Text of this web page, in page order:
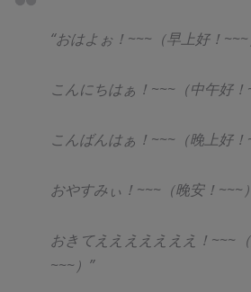
“おはよぉ！~~~（早上好！~~~
こんにちはぁ！~~~（中午好！
こんばんはぁ！~~~（晚上好！
おやすみぃ！~~~（晚安！~~~）
おきてえええええええ！~~~
~~~）”